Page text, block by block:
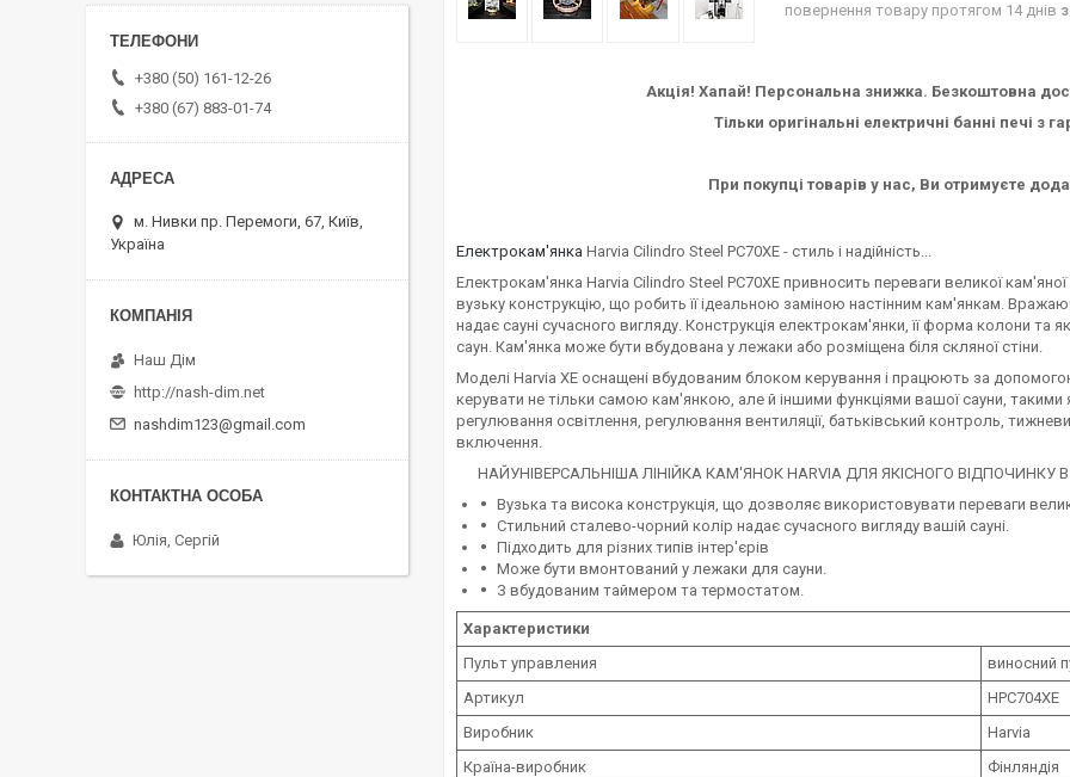
повернення товару протягом 14 днів
Акція! Хапай! Персональна знижка. Безкоштовна
Тільки оригінальні електричні банні печі з
При покупці товарів у нас, Ви отримуєте
Електрокам'янка Harvia Cilindro Steel PC70XE - стиль і надійність...
Електрокам'янка Harvia Cilindro Steel PC70XE привносить переваги великої
вузьку конструкцію, що робить її ідеальною заміною настінним кам'янкам.
надає сауні сучасного вигляду. Конструкція електрокам'янки, її форма колони та
саун. Кам'янка може бути вбудована у лежаки або розміщена біля скляної стіни.
Моделі Harvia XE оснащені вбудованим блоком керування і працюють за
керувати не тільки самою кам'янкою, але й іншими функціями вашої сауни,
регулювання освітлення, регулювання вентиляції, батьківський контроль,
включення.
НАЙУНІВЕРСАЛЬНІША ЛІНІЙКА КАМ'ЯНОК HARVIA ДЛЯ ЯКІСНОГО ВІДПОЧИНКУ В
Вузька та висока конструкція, що дозволяє використовувати переваги
Стильний сталево-чорний колір надає сучасного вигляду вашій сауні.
Підходить для різних типів інтер'єрів
Може бути вмонтований у лежаки для сауни.
З вбудованим таймером та термостатом.
Характеристики
Пульт управления
виносний
Артикул
HPC704XE
Виробник
Harvia
Країна-виробник
Фінляндія
+380 (50) 161-12-26
+380 (67) 883-01-74
м. Нивки пр. Перемоги, 67, Київ,
Україна
Наш Дім
http://nash-dim.net
nashdim123@gmail.com
Юлія, Сергій